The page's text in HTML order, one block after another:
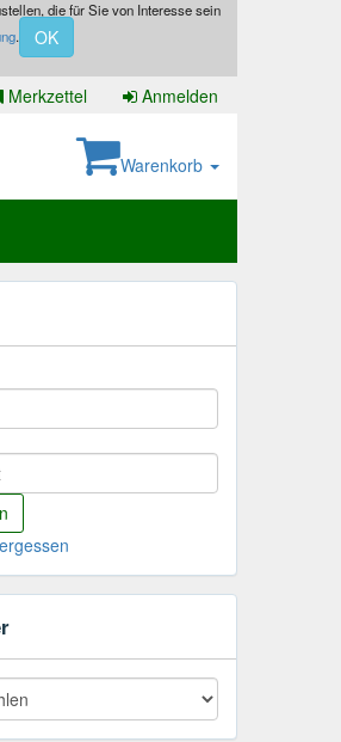
die für Sie von Interesse sein
. OK
Merkzettel Anmelden
Warenkorb